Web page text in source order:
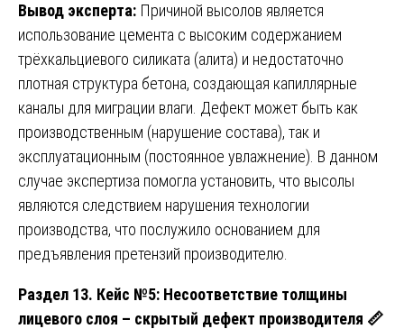
Вывод эксперта: Причиной высолов является
использование цемента с высоким содержанием
трёхкальциевого силиката (алита) и недостаточно
плотная структура бетона, создающая капиллярные
каналы для миграции влаги. Дефект может быть как
производственным (нарушение состава), так и
эксплуатационным (постоянное увлажнение). В данном
случае экспертиза помогла установить, что высолы
являются следствием нарушения технологии
производства, что послужило основанием для
предъявления претензий производителю.
Раздел 13. Кейс №5: Несоответствие толщины
лицевого слоя – скрытый дефект производителя 📏